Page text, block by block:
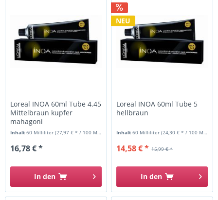
Loreal INOA 60ml Tube 4.45
Mittelbraun kupfer
mahagoni
Inhalt60 Milliliter(27,97 € * / 100 Milliliter)
16,78 € *
In den
NEU
Loreal INOA 60ml Tube 5
hellbraun
Inhalt60 Milliliter(24,30 € * / 100 Milliliter)
15,99 € *
14,58 € *
In den